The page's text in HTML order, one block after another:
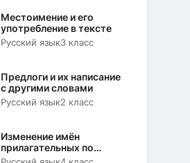
Местоимение и его
употребление в тексте
Русский язык3 класс
Предлоги и их написание
с другими словами
Русский язык2 класс
Изменение имён
прилагательных по
родам и числам